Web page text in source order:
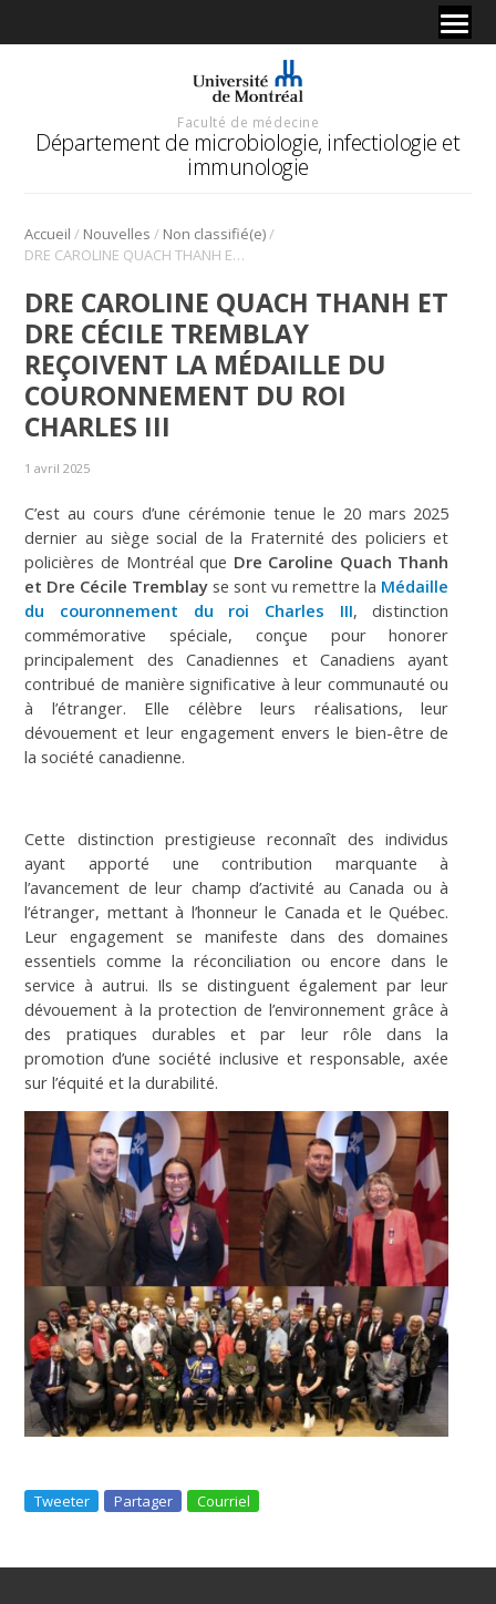
Faculté de médecine
Département de microbiologie, infectiologie et
immunologie
Accueil / Nouvelles / Non classifié(e)/
DRE CAROLINE QUACH THANH ET DRE CÉCILE TREMBLAY REÇOIVENT LA MÉDAILLE DU COURONNEMENT DU ROI CHARLES III
DRE CAROLINE QUACH THANH ET
DRE CÉCILE TREMBLAY
REÇOIVENT LA MÉDAILLE DU
COURONNEMENT DU ROI
CHARLES III
1 avril 2025
C’est au cours d’une cérémonie tenue le 20 mars 2025
dernier au siège social de la Fraternité des policiers et
policières de Montréal que Dre Caroline Quach Thanh
et Dre Cécile Tremblay se sont vu remettre la Médaille
du couronnement du roi Charles III, distinction
commémorative spéciale, conçue pour honorer
principalement des Canadiennes et Canadiens ayant
contribué de manière significative à leur communauté ou
à l’étranger. Elle célèbre leurs réalisations, leur
dévouement et leur engagement envers le bien-être de
la société canadienne.
Cette distinction prestigieuse reconnaît des individus
ayant apporté une contribution marquante à
l’avancement de leur champ d’activité au Canada ou à
l’étranger, mettant à l’honneur le Canada et le Québec.
Leur engagement se manifeste dans des domaines
essentiels comme la réconciliation ou encore dans le
service à autrui. Ils se distinguent également par leur
dévouement à la protection de l’environnement grâce à
des pratiques durables et par leur rôle dans la
promotion d’une société inclusive et responsable, axée
sur l’équité et la durabilité.
Tweeter Partager Courriel